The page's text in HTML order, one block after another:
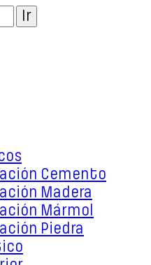
Cemento
Madera
Mármol
Piedra